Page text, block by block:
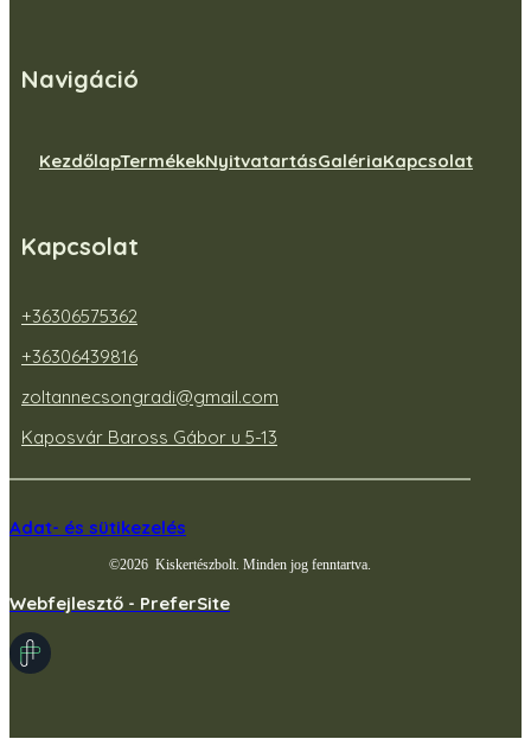
Navigáció
KezdőlapTermékekNyitvatartásGalériaKapcsolat
Kapcsolat
+36306575362
+36306439816
zoltannecsongradi@gmail.com
Kaposvár Baross Gábor u 5-13
Adat- és sütikezelés
©2026Kiskertészbolt. Minden jog fenntartva.
Webfejlesztő - PreferSite